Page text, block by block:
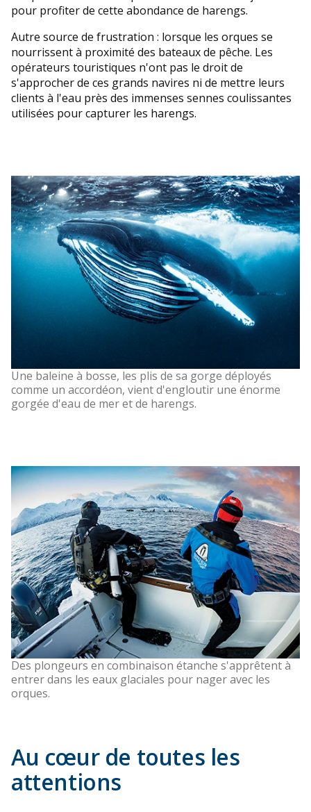
pour profiter de cette abondance de harengs.
Autre source de frustration : lorsque les orques se
nourrissent à proximité des bateaux de pêche. Les
opérateurs touristiques n'ont pas le droit de
s'approcher de ces grands navires ni de mettre leurs
clients à l'eau près des immenses sennes coulissantes
utilisées pour capturer les harengs.
Une baleine à bosse, les plis de sa gorge déployés
comme un accordéon, vient d'engloutir une énorme
gorgée d'eau de mer et de harengs.
Des plongeurs en combinaison étanche s'apprêtent à
entrer dans les eaux glaciales pour nager avec les
orques.
Au cœur de toutes les
attentions